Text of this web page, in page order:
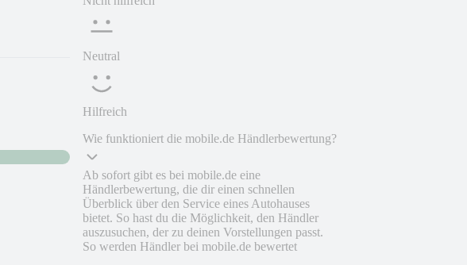
Neutral
Hilfreich
Wie funktioniert die mobile.de Händlerbewertung?
Ab sofort gibt es bei mobile.de eine
Händlerbewertung, die dir einen schnellen
Überblick über den Service eines Autohauses
bietet. So hast du die Möglichkeit, den Händler
auszusuchen, der zu deinen Vorstellungen passt.
So werden Händler bei mobile.de bewertet